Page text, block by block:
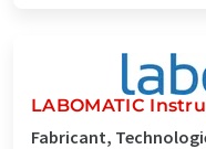
LABOMATIC
Fabricant,